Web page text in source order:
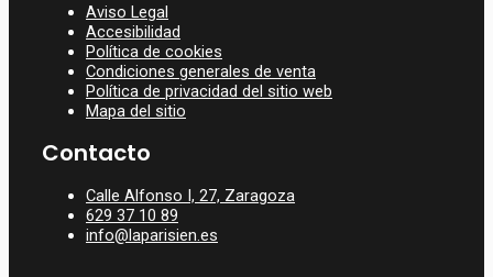
Aviso Legal
Accesibilidad
Política de cookies
Condiciones generales de venta
Política de privacidad del sitio web
Mapa del sitio
Contacto
Calle Alfonso I, 27, Zaragoza
629 37 10 89
info@laparisien.es